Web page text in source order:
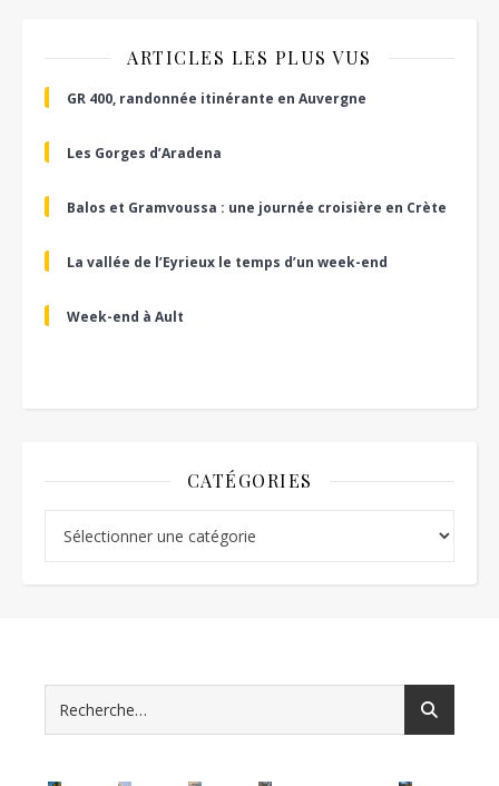
ARTICLES LES PLUS VUS
GR 400, randonnée itinérante en Auvergne
Les Gorges d’Aradena
Balos et Gramvoussa : une journée croisière en Crète
La vallée de l’Eyrieux le temps d’un week-end
Week-end à Ault
CATÉGORIES